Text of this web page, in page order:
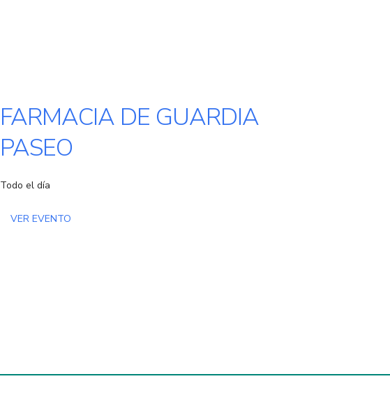
FARMACIA DE GUARDIA
PASEO
Todo el día
VER EVENTO